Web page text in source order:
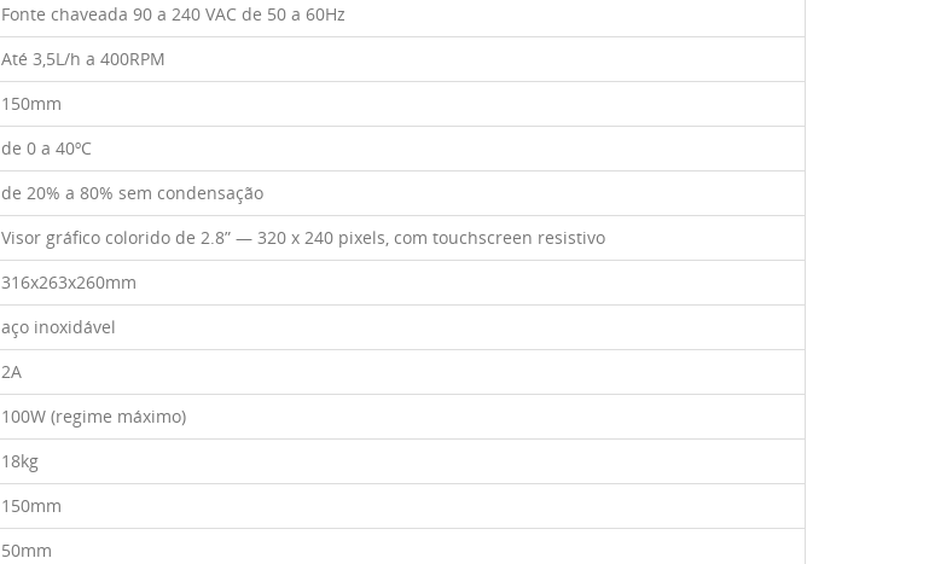
Fonte chaveada 90 a 240 VAC de 50 a 60Hz
Até 3,5L/h a 400RPM
150mm
de 0 a 40ºC
de 20% a 80% sem condensação
Visor gráfico colorido de 2.8” — 320 x 240 pixels, com touchscreen resistivo
316x263x260mm
aço inoxidável
2A
100W (regime máximo)
18kg
150mm
50mm